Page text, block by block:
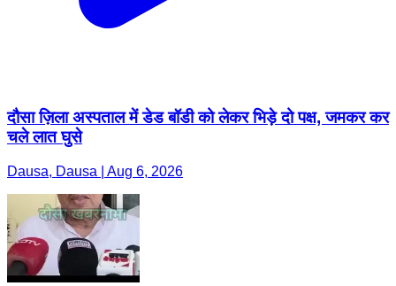
दौसा ज़िला अस्पताल में डेड बॉडी को लेकर भिड़े दो पक्ष, जमकर कर
चले लात घुसे
Dausa, Dausa | Aug 6, 2026